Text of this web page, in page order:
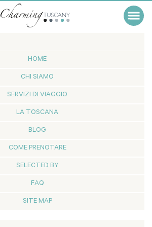
HOME
CHI SIAMO
SERVIZI DI VIAGGIO
LA TOSCANA
BLOG
COME PRENOTARE
SELECTED BY
FAQ
SITE MAP